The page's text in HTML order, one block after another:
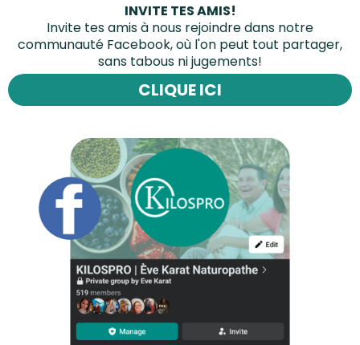
INVITE TES AMIS!
Invite tes amis à nous rejoindre dans notre
communauté Facebook, où l'on peut tout partager,
sans tabous ni jugements!
CLIQUE ICI